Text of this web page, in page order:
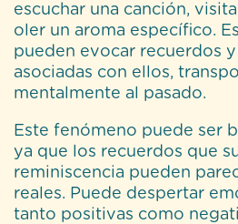
escuchar una canción,
oler un aroma específico.
pueden evocar recuerdos
asociadas con ellos,
mentalmente al pasado.
Este fenómeno puede ser
ya que los recuerdos que
reminiscencia pueden
reales. Puede despertar
tanto positivas como